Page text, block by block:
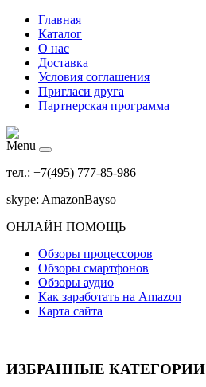
Главная
Каталог
О нас
Доставка
Условия соглашения
Пригласи друга
Партнерская программа
Menu
тел.: +7(495) 777-85-986
skype: AmazonBayso
ОНЛАЙН ПОМОЩЬ
Обзоры процессоров
Обзоры смартфонов
Обзоры аудио
Как заработать на Amazon
Карта сайта
ИЗБРАННЫЕ КАТЕГОРИИ